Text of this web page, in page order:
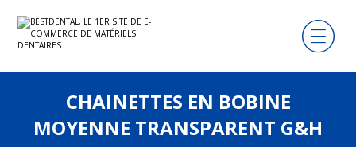
CHAINETTES EN BOBINE
MOYENNE TRANSPARENT G&H